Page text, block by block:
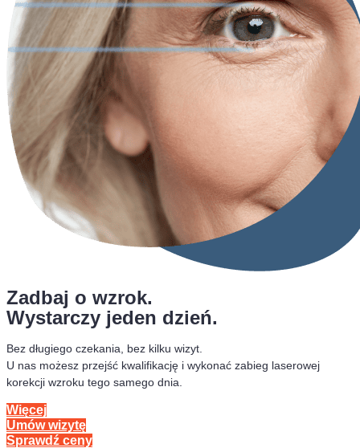
Zadbaj o wzrok.
Wystarczy jeden dzień.
Bez długiego czekania, bez kilku wizyt.
U nas możesz przejść kwalifikację i wykonać zabieg laserowej
korekcji wzroku tego samego dnia.
Więcej
Umów wizytę
Sprawdź ceny